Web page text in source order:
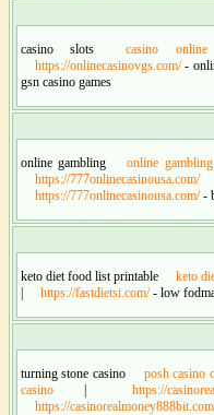
casino slots casino online
https://onlinecasinovgs.com/-
gsn casino games
online gambling online
https://777onlinecasinousa.com/-
https://777onlinecasinousa.com/-
keto diet food list printable keto
|
https://fastdietsi.com/- low
turning stone casino posh casino
casino| https://
https://